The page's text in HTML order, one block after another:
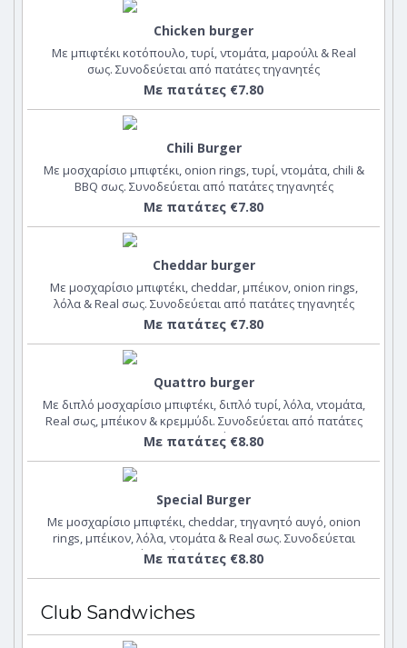
Chicken burger
Με μπιφτέκι κοτόπουλο, τυρί, ντομάτα, μαρούλι & Real
σως. Συνοδεύεται από πατάτες τηγανητές
Με πατάτες €7.80
Chili Burger
Με μοσχαρίσιο μπιφτέκι, onion rings, τυρί, ντομάτα, chili &
BBQ σως. Συνοδεύεται από πατάτες τηγανητές
Με πατάτες €7.80
Cheddar burger
Με μοσχαρίσιο μπιφτέκι, cheddar, μπέικον, onion rings,
λόλα & Real σως. Συνοδεύεται από πατάτες τηγανητές
Με πατάτες €7.80
Quattro burger
Με διπλό μοσχαρίσιο μπιφτέκι, διπλό τυρί, λόλα, ντομάτα,
Real σως, μπέικον & κρεμμύδι. Συνοδεύεται από πατάτες
τηγανητές
Με πατάτες €8.80
Special Burger
Με μοσχαρίσιο μπιφτέκι, cheddar, τηγανητό αυγό, onion
rings, μπέικον, λόλα, ντομάτα & Real σως. Συνοδεύεται
από πατάτες country wedges
Με πατάτες €8.80
Club Sandwiches